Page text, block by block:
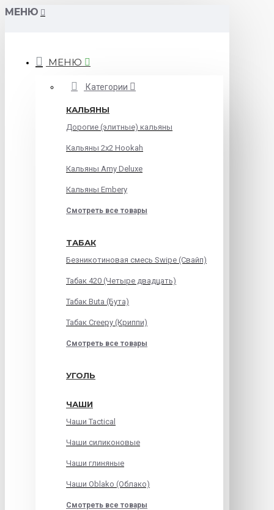
МЕНЮ
МЕНЮ
Категории
КАЛЬЯНЫ
Дорогие (элитные) кальяны
Кальяны 2х2 Hookah
Кальяны Amy Deluxe
Кальяны Embery
Смотреть все товары
ТАБАК
Безникотиновая смесь Swipe (Свайп)
Табак 420 (Четыре двадцать)
Табак Buta (Бута)
Табак Creepy (Криппи)
Смотреть все товары
УГОЛЬ
ЧАШИ
Чаши Tactical
Чаши силиконовые
Чаши глиняные
Чаши Oblako (Облако)
Смотреть все товары